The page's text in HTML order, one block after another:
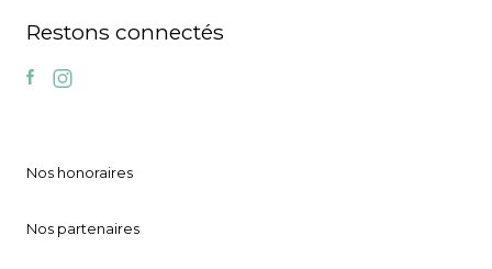
Restons connectés
Nos honoraires
Nos partenaires